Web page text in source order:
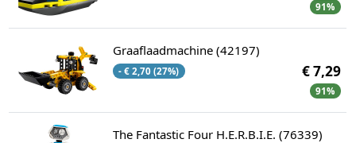
91%
Graaflaadmachine (42197)
- € 2,70 (27%) € 7,29
91%
The Fantastic Four H.E.R.B.I.E. (76339)